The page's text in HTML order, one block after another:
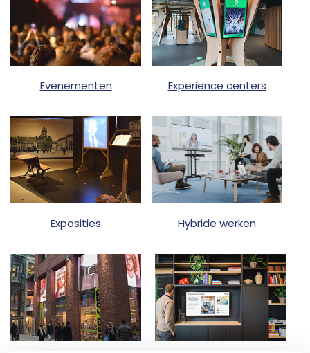
Evenementen Experience centers
Exposities Hybride werken